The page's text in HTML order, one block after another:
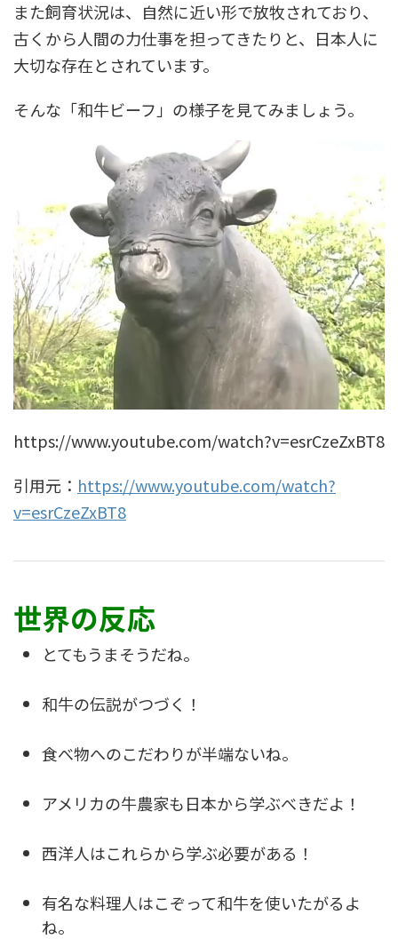
また飼育状況は、自然に近い形で放牧されており、
古くから人間の力仕事を担ってきたりと、日本人に
大切な存在とされています。
そんな「和牛ビーフ」の様子を見てみましょう。
https://www.youtube.com/watch?v=esrCzeZxBT8
引用元： https://www.youtube.com/watch?
v=esrCzeZxBT8
世界の反応
とてもうまそうだね。
和牛の伝説がつづく！
食べ物へのこだわりが半端ないね。
アメリカの牛農家も日本から学ぶべきだよ！
西洋人はこれらから学ぶ必要がある！
有名な料理人はこぞって和牛を使いたがるよ
ね。